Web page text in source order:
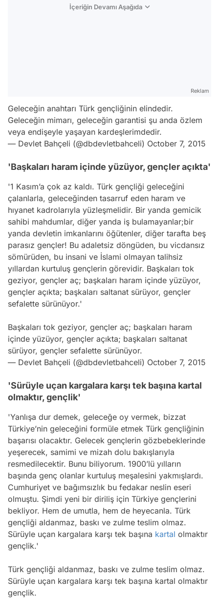
İçeriğin Devamı Aşağıda
Reklam
Geleceğin anahtarı Türk gençliğinin elindedir.
Geleceğin mimarı, geleceğin garantisi şu anda özlem
veya endişeyle yaşayan kardeşlerimdedir.
— Devlet Bahçeli (@dbdevletbahceli) October 7, 2015
'Başkaları haram içinde yüzüyor, gençler açıkta'
'1 Kasım’a çok az kaldı. Türk gençliği geleceğini
çalanlarla, geleceğinden tasarruf eden haram ve
hıyanet kadrolarıyla yüzleşmelidir. Bir yanda gemicik
sahibi mahdumlar, diğer yanda iş bulamayanlar;bir
yanda devletin imkanlarını öğütenler, diğer tarafta beş
parasız gençler! Bu adaletsiz döngüden, bu vicdansız
sömürüden, bu insani ve İslami olmayan talihsiz
yıllardan kurtuluş gençlerin görevidir. Başkaları tok
geziyor, gençler aç; başkaları haram içinde yüzüyor,
gençler açıkta; başkaları saltanat sürüyor, gençler
sefalette sürünüyor.'
Başkaları tok geziyor, gençler aç; başkaları haram
içinde yüzüyor, gençler açıkta; başkaları saltanat
sürüyor, gençler sefalette sürünüyor.
— Devlet Bahçeli (@dbdevletbahceli) October 7, 2015
'Sürüyle uçan kargalara karşı tek başına kartal
olmaktır, gençlik'
'Yanlışa dur demek, geleceğe oy vermek, bizzat
Türkiye’nin geleceğini formüle etmek Türk gençliğinin
başarısı olacaktır. Gelecek gençlerin gözbebeklerinde
yeşerecek, samimi ve mizah dolu bakışlarıyla
resmedilecektir. Bunu biliyorum. 1900’lü yılların
başında genç olanlar kurtuluş meşalesini yakmışlardı.
Cumhuriyet ve bağımsızlık bu fedakar neslin eseri
olmuştu. Şimdi yeni bir diriliş için Türkiye gençlerini
bekliyor. Hem de umutla, hem de heyecanla. Türk
gençliği aldanmaz, baskı ve zulme teslim olmaz.
Sürüyle uçan kargalara karşı tek başına kartal olmaktır
gençlik.'
Türk gençliği aldanmaz, baskı ve zulme teslim olmaz.
Sürüyle uçan kargalara karşı tek başına kartal olmaktır
gençlik.